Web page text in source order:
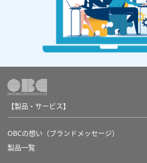
【製品・サービス】
OBCの想い（ブランドメッセージ）
製品一覧